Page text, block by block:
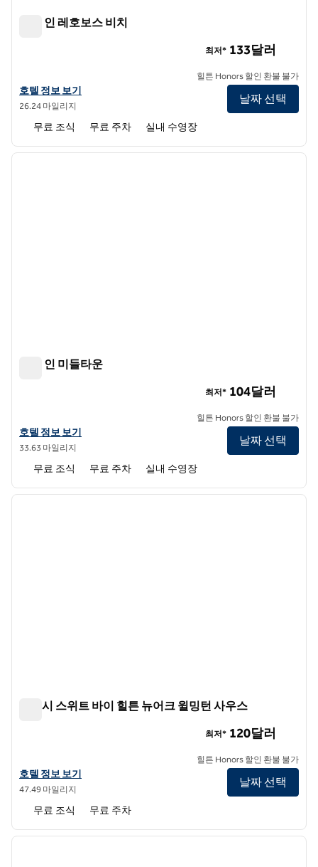
햄튼 인 레호보스 비치
햄튼 인 리호보스 비치의 호텔 정보 보기
호텔 정보 보기
26.24 마일리지
최저* 133달러
힐튼 Honors 할인 환불 불가
날짜 선택
무료 조식 무료 주차 실내 수영장
1/11
다음
햄튼 인 미들타운
햄튼 인 미들타운의 호텔 정보 보기
호텔 정보 보기
33.63 마일리지
최저* 104달러
힐튼 Honors 할인 환불 불가
날짜 선택
무료 조식 무료 주차 실내 수영장
1/12
다음
앰버시 스위트 바이 힐튼 뉴어크 윌밍턴 사우스
앰버시 스위트 바이 힐튼 뉴어크 윌밍턴 사우스의 호텔 정보 보기
호텔 정보 보기
47.49 마일리지
최저* 120달러
힐튼 Honors 할인 환불 불가
날짜 선택
무료 조식 무료 주차
1/12
다음